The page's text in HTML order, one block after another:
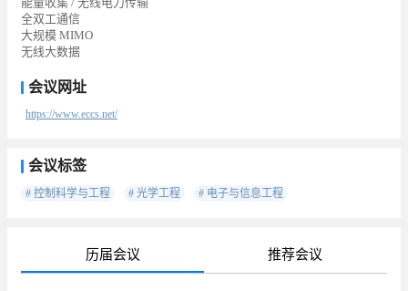
全双工通信
大规模 MIMO
无线大数据
会议网址
https://www.eccs.net/
会议标签
# 控制科学与工程 # 光学工程 # 电子与信息工程
历届会议 推荐会议